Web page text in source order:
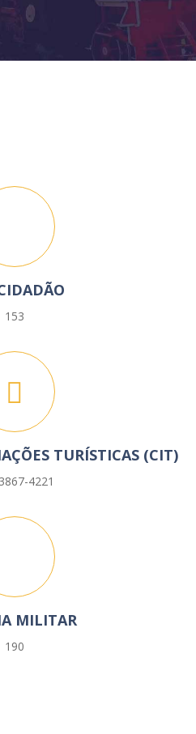
153
TURÍSTICAS (CIT)
4221
MILITAR
190